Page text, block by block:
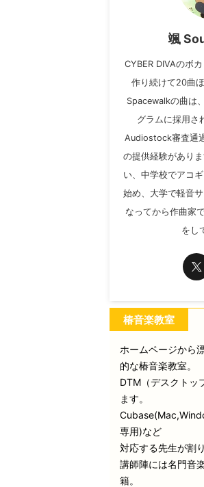
颯
CYBER DIVAのボ
作り続けて20曲
Spacewalkの曲は
グラムに採用さ
Audiostock審査通
の提供経験があり
い、中学校でアコ
始め、大学で軽音
なってから作曲家
をし
椿音楽教室
ホームページから
的な椿音楽教室。
DTM（デスクトッ
ます。
専用)など
対応する先生が割
講師陣には名門音
籍。